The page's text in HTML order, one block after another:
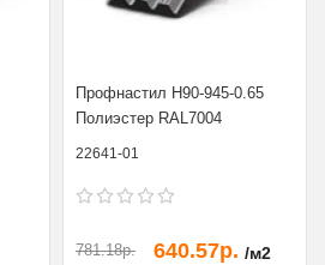
Профнастил Н90-945-0.65
Полиэстер RAL7004
22641-01
781.18р. 640.57р. /м2